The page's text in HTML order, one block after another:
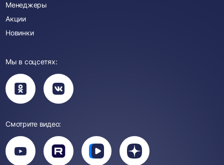
Менеджеры
Акции
Новинки
Мы в соцсетях:
Вы
перейдете
в
группу
Вы
перейдете
в
группу
Смотрите видео:
Вы
перейдете
на
канал
Вы
перейдете
Вы
перейдете
Вы
перейдете